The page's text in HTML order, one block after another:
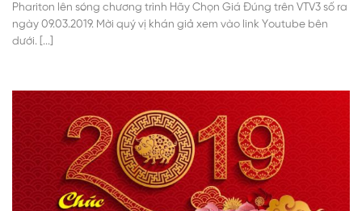
Phariton lên sóng chương trình Hãy Chọn Giá Đúng trên VTV3 số ra
ngày 09.03.2019. Mời quý vị khán giả xem vào link Youtube bên
dưới. [...]